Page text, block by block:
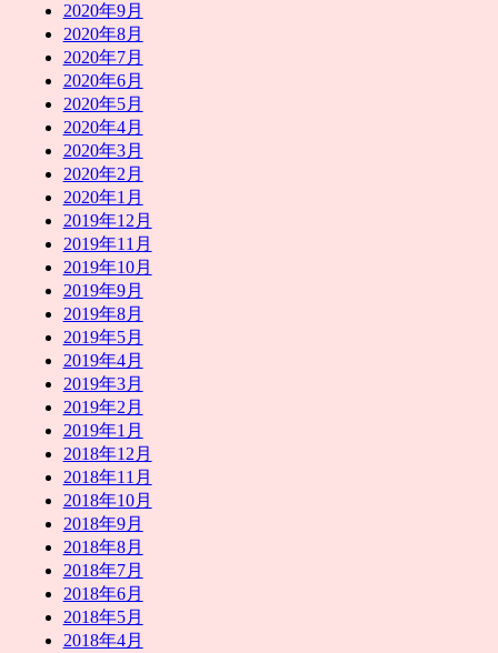
2020年9月
2020年8月
2020年7月
2020年6月
2020年5月
2020年4月
2020年3月
2020年2月
2020年1月
2019年12月
2019年11月
2019年10月
2019年9月
2019年8月
2019年5月
2019年4月
2019年3月
2019年2月
2019年1月
2018年12月
2018年11月
2018年10月
2018年9月
2018年8月
2018年7月
2018年6月
2018年5月
2018年4月